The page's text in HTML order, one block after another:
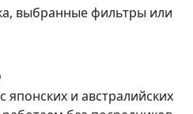
выбранные фильтры или
японских и австралийских